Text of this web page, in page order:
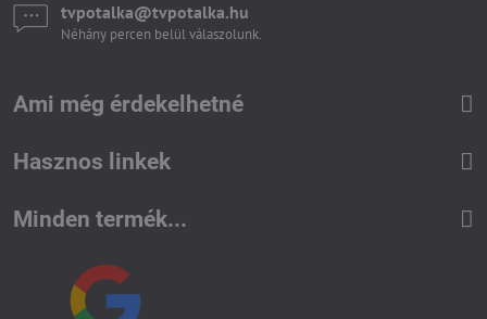
tvpotalka​@tvpotalka​.hu
Néhány percen belül válaszolunk.
Ami még érdekelhetné
Hasznos linkek
Minden termék...